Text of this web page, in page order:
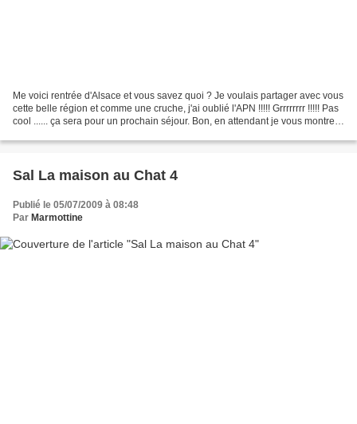
Me voici rentrée d'Alsace et vous savez quoi ? Je voulais partager avec vous
cette belle région et comme une cruche, j'ai oublié l'APN !!!!! Grrrrrrrr !!!!! Pas
cool ...... ça sera pour un prochain séjour. Bon, en attendant je vous montre
Sal La maison au Chat 4
Publié le 05/07/2009 à 08:48
Par Marmottine